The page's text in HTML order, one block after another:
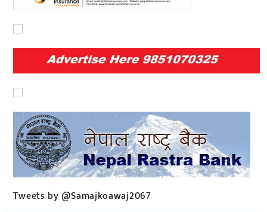
Tweets by @Samajkoawaj2067